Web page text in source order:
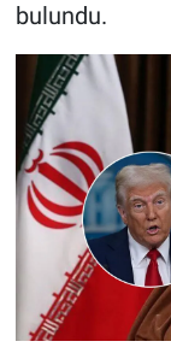
bulundu.